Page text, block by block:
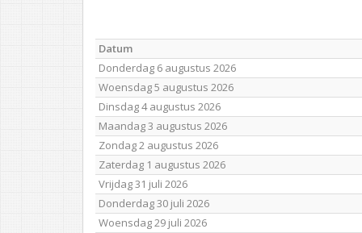
Datum
Donderdag 6 augustus 2026
Woensdag 5 augustus 2026
Dinsdag 4 augustus 2026
Maandag 3 augustus 2026
Zondag 2 augustus 2026
Zaterdag 1 augustus 2026
Vrijdag 31 juli 2026
Donderdag 30 juli 2026
Woensdag 29 juli 2026